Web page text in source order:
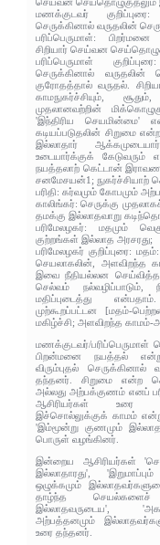
மணக்குடவர்
செருக்கினால் வருதலின்
பரிப்பெருமாள்:
சிறியார் செய்வன
பரிப்பெருமாள்
செருக்கினால் வருதலின்
குரோதத்தால் வருதல்.
காமநுகர்ச்சியும்,
முதலானவற்றின்
'இந்திரிய செயமின்மை'
கடியப்படுதலின் சிறுமை
இல்லாதார்
உடையார்க்குக் கேடுவரும்
நயத்தலாற் கெட்டான்
சனமேசயன்1; நுகர்ச்சியாற்
பரிதி: கர்வமும் கோபமும்
காலிங்கர்: செருக்கு
தமக்கு இல்லாதவாறு
பரிமேலழகர்: மதமும்
குற்றங்கள் இல்லாத அரசரது;
பரிமேலழகர் குறிப்புரை:
செயலாகலின், அளவிறந்த
இவை நீதியல்லன
செல்வம் நல்வழிப்பாடும்,
மதிப்புடைத்து
முற்கூறப்பட்டன [மதம்-
மகிழ்ச்சி; அளவிறந்த
மணக்குடவர்/பரிப்பெருமாள்
பிறன்மனை நயத்தல்
விரும்புதல்
தந்தனர். சிறுமை என்ற
அல்லது அற்பக்குணம் எனப்
ஆசிரியர்கள் உரை
இச்சொல்லுக்குக் காமம்
'இம்மூன்று குணமும்
பொருள் வழங்கினர்.
இன்றைய ஆசிரியர்கள்
இல்லாதாரது',
ஒழுக்கமும்
தாழ்ந்த செயல்களைச்
இல்லாதவருடைய',
அற்பத்தனமும்
உரை தந்தனர்.